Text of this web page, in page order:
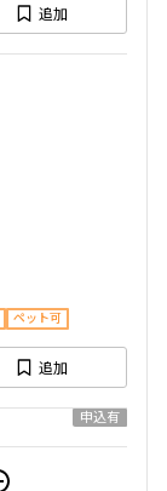
追加
ペット可
追加
申込有